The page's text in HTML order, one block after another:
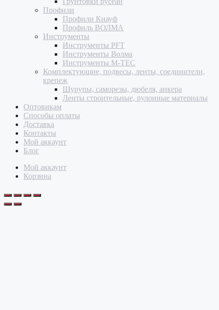
Профили
Профили Кнауф
Профиль ВОЛМА
Инструменты
Инструменты PFT
Инструменты Волма
Инструменты M-TEC
Комплектующие, подвесы, ленты, соединители,
крепеж
Шурупы, саморезы, дюбеля, анкера
Ленты строительные, рулонные материалы
Оптовикам
Способы оплаты
Доставка
Контакты
Мой аккаунт
Блог
Мой аккаунт
Корзина